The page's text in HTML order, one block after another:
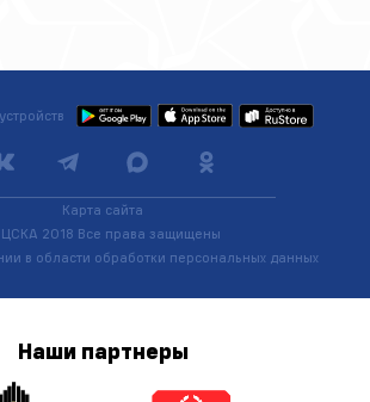
2018 Все права защищены
в области обработки персональных данных
Карта сайта
Наши партнеры